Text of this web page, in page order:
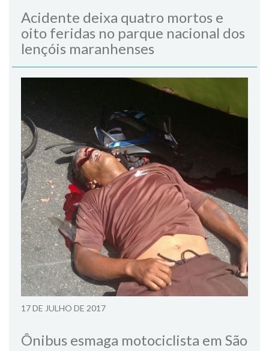
Acidente deixa quatro mortos e
oito feridas no parque nacional dos
lençóis maranhenses
17 DE JULHO DE 2017
Ônibus esmaga motociclista em São